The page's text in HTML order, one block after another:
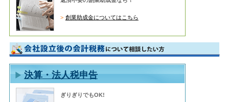
創業助成金についてはこちら
決算・法人税申告
ぎりぎりでもOK!